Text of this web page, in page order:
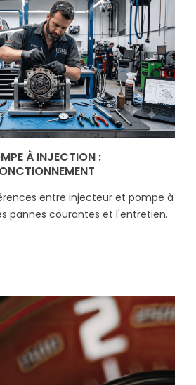
À INJECTION :
entre injecteur et pompe à
pannes courantes et l'entretien.